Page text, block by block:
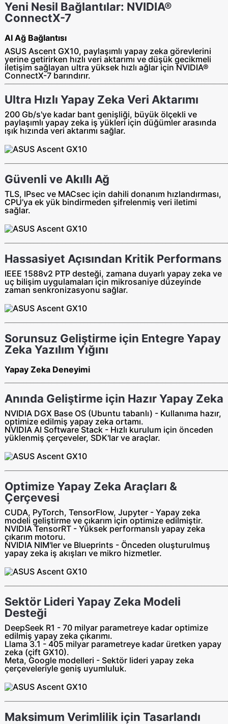
Yeni Nesil Bağlantılar: NVIDIA®
ConnectX-7
AI Ağ Bağlantısı
ASUS Ascent GX10, paylaşımlı yapay zeka görevlerini
yerine getirirken hızlı veri aktarımı ve düşük gecikmeli
iletişim sağlayan ultra yüksek hızlı ağlar için NVIDIA®
ConnectX-7 barındırır.
Ultra Hızlı Yapay Zeka Veri Aktarımı
200 Gb/s'ye kadar bant genişliği, büyük ölçekli ve
paylaşımlı yapay zeka iş yükleri için düğümler arasında
ışık hızında veri aktarımı sağlar.
Güvenli ve Akıllı Ağ
TLS, IPsec ve MACsec için dahili donanım hızlandırması,
CPU’ya ek yük bindirmeden şifrelenmiş veri iletimi
sağlar.
Hassasiyet Açısından Kritik Performans
IEEE 1588v2 PTP desteği, zamana duyarlı yapay zeka ve
uç bilişim uygulamaları için mikrosaniye düzeyinde
zaman senkronizasyonu sağlar.
Sorunsuz Geliştirme için Entegre Yapay
Zeka Yazılım Yığını
Yapay Zeka Deneyimi
Anında Geliştirme için Hazır Yapay Zeka
NVIDIA DGX Base OS (Ubuntu tabanlı) - Kullanıma hazır,
optimize edilmiş yapay zeka ortamı.
NVIDIA AI Software Stack - Hızlı kurulum için önceden
yüklenmiş çerçeveler, SDK'lar ve araçlar.
Optimize Yapay Zeka Araçları &
Çerçevesi
CUDA, PyTorch, TensorFlow, Jupyter - Yapay zeka
modeli geliştirme ve çıkarım için optimize edilmiştir.
NVIDIA TensorRT - Yüksek performanslı yapay zeka
çıkarım motoru.
NVIDIA NIM'ler ve Blueprints - Önceden oluşturulmuş
yapay zeka iş akışları ve mikro hizmetler.
Sektör Lideri Yapay Zeka Modeli
Desteği
DeepSeek R1 - 70 milyar parametreye kadar optimize
edilmiş yapay zeka çıkarımı.
Llama 3.1 - 405 milyar parametreye kadar üretken yapay
zeka (çift GX10).
Meta, Google modelleri - Sektör lideri yapay zeka
çerçeveleriyle geniş uyumluluk.
Maksimum Verimlilik için Tasarlandı